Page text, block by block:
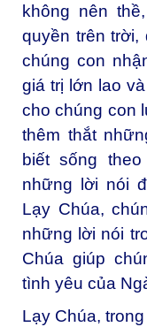
không nên
quyền trên trời,
chúng con
giá trị lớn lao
cho chúng con
thêm thắt
biết sống
những lời nói
Lạy Chúa,
những lời nói
Chúa giúp
tình yêu của
Lạy Chúa,